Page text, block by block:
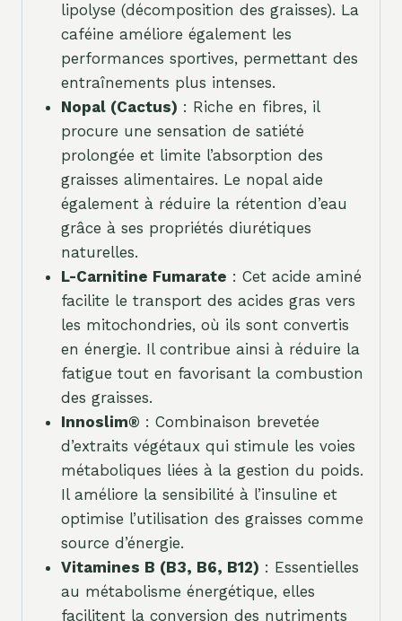
lipolyse (décomposition des graisses). La
caféine améliore également les
performances sportives, permettant des
entraînements plus intenses.
Nopal (Cactus) : Riche en fibres, il
procure une sensation de satiété
prolongée et limite l’absorption des
graisses alimentaires. Le nopal aide
également à réduire la rétention d’eau
grâce à ses propriétés diurétiques
naturelles.
L-Carnitine Fumarate : Cet acide aminé
facilite le transport des acides gras vers
les mitochondries, où ils sont convertis
en énergie. Il contribue ainsi à réduire la
fatigue tout en favorisant la combustion
des graisses.
Innoslim® : Combinaison brevetée
d’extraits végétaux qui stimule les voies
métaboliques liées à la gestion du poids.
Il améliore la sensibilité à l’insuline et
optimise l’utilisation des graisses comme
source d’énergie.
Vitamines B (B3, B6, B12) : Essentielles
au métabolisme énergétique, elles
facilitent la conversion des nutriments